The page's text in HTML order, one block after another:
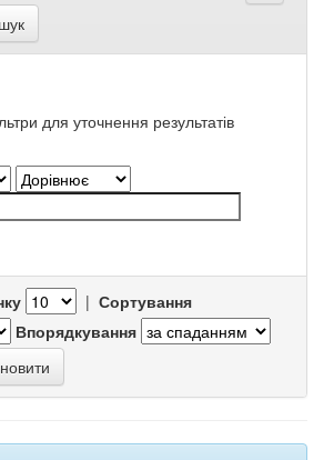
для уточнення результатів
| Сортування
Впорядкування